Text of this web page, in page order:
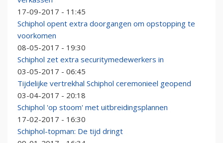
17-09-2017 - 11:45
Schiphol opent extra doorgangen om opstopping te
voorkomen
08-05-2017 - 19:30
Schiphol zet extra securitymedewerkers in
03-05-2017 - 06:45
Tijdelijke vertrekhal Schiphol ceremonieel geopend
03-04-2017 - 20:18
Schiphol 'op stoom' met uitbreidingsplannen
17-02-2017 - 16:30
Schiphol-topman: De tijd dringt